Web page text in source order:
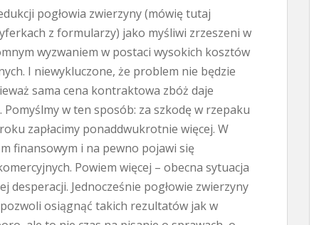
pogłowia zwierzyny (mówię tutaj
z formularzy) jako myśliwi zrzeszeni w
wyzwaniem w postaci wysokich kosztów
I niewykluczone, że problem nie będzie
sama cena kontraktowa zbóż daje
w ten sposób: za szkodę w rzepaku
zapłacimy ponaddwukrotnie więcej. W
finansowym i na pewno pojawi się
Powiem więcej – obecna sytuacja
desperacji. Jednocześnie pogłowie zwierzyny
osiągnąć takich rezultatów jak w